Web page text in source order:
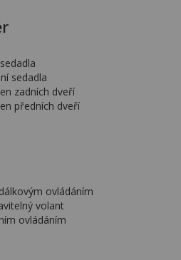
sedadla
zadních dveří
předních dveří
ovládáním
volant
ovládáním